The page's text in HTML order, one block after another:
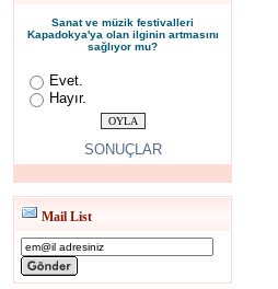
Sanat ve müzik festivalleri
Kapadokya'ya olan ilginin artmasını
sağlıyor mu?
Evet.
Hayır.
SONUÇLAR
Mail List